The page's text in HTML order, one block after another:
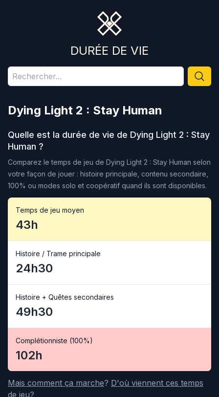
DURÉE DE VIE
Dying Light 2 : Stay Human
Quelle est la durée de vie de Dying Light 2 : Stay
Human ?
Comparez le temps de jeu de Dying Light 2 : Stay Human selon
votre façon de jouer : histoire principale, contenu secondaire,
100% ou modes solo et coopératif quand ils sont disponibles.
Temps de jeu moyen
43h
Histoire / Trame principale
24h30
Histoire + Quêtes secondaires
49h30
Complétionniste (100%)
102h
Mais comment ça marche? D'où viennent ces temps
de jeu?